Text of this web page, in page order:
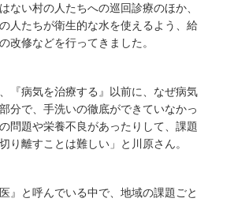
ない村の人たちへの巡回診療のほか、
人たちが衛生的な水を使えるよう、給
改修などを行ってきました。
『病気を治療する』以前に、なぜ病気
分で、手洗いの徹底ができていなかっ
問題や栄養不良があったりして、課題
り離すことは難しい」と川原さん。
』と呼んでいる中で、地域の課題ごと